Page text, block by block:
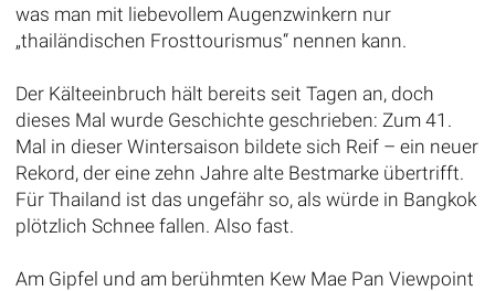
was man mit liebevollem Augenzwinkern nur
„thailändischen Frosttourismus“ nennen kann.
Der Kälteeinbruch hält bereits seit Tagen an, doch
dieses Mal wurde Geschichte geschrieben: Zum 41.
Mal in dieser Wintersaison bildete sich Reif – ein neuer
Rekord, der eine zehn Jahre alte Bestmarke übertrifft.
Für Thailand ist das ungefähr so, als würde in Bangkok
plötzlich Schnee fallen. Also fast.
Am Gipfel und am berühmten Kew Mae Pan Viewpoint